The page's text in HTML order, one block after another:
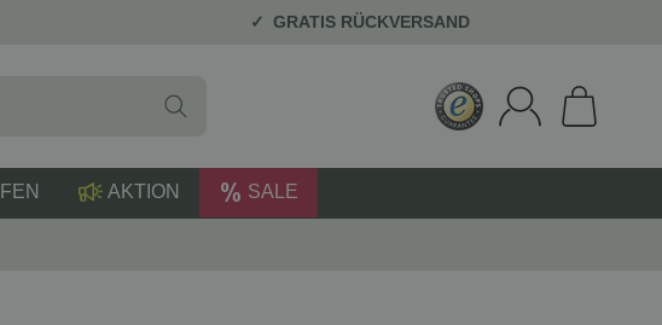
GRATIS RÜCKVERSAND
AKTION SALE